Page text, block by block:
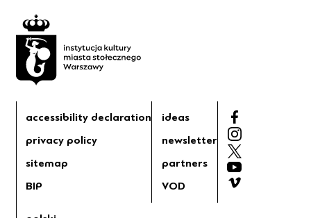
accessibility declaration
privacy policy
sitemap
BIP
ideas
newsletter
partners
VOD